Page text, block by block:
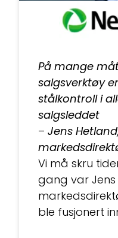
På mange
salgsverktøy
stålkontroll i
salgsleddet
– Jens
Vi må skru
gang var
ble fusjonert